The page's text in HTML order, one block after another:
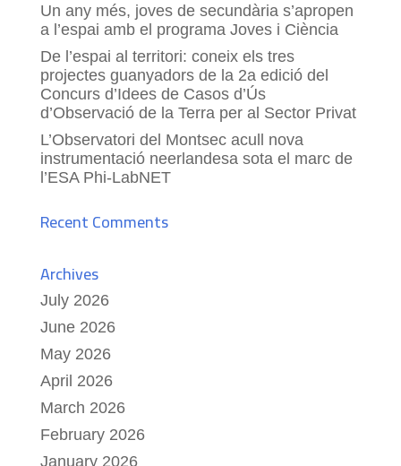
Un any més, joves de secundària s’apropen
a l’espai amb el programa Joves i Ciència
De l’espai al territori: coneix els tres
projectes guanyadors de la 2a edició del
Concurs d’Idees de Casos d’Ús
d’Observació de la Terra per al Sector Privat
L’Observatori del Montsec acull nova
instrumentació neerlandesa sota el marc de
l’ESA Phi-LabNET
Recent Comments
Archives
July 2026
June 2026
May 2026
April 2026
March 2026
February 2026
January 2026